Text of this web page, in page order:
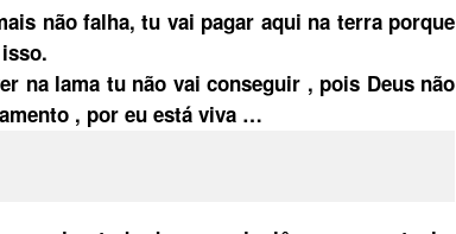
não falha, tu vai pagar aqui na terra porque
na lama tu não vai conseguir , pois Deus não
, por eu está viva …